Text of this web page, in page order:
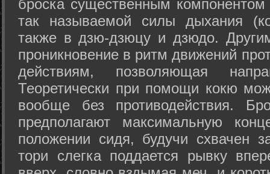
броска существенным компонентом
так называемой силы дыхания
также в дзю-дзюцу и дзюдо.
проникновение в ритм движений
действиям, позволяющая
Теоретически при помощи кокю
вообще без противодействия.
предполагают максимальную
положении сидя, будучи схвачен
тори слегка поддается рывку